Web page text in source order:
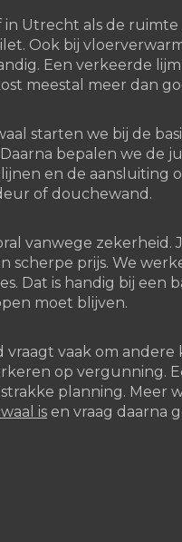
in Utrecht als de
Ook bij
Een verkeerde
meestal meer dan
starten we bij de
bepalen we de
en de aansluiting
of douchewand.
vanwege zekerheid.
scherpe prijs. We
Dat is handig bij een
moet blijven.
vraagt vaak om
op vergunning.
planning. Meer
is en vraag daarna